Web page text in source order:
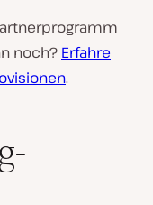
noch? Erfahre
.